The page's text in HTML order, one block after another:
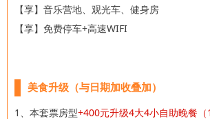
【享】音乐营地、观光车、健身房
【享】免费停车+高速WIFI
美食升级（与日期加收叠加）
1、本套票房型+400元升级4大4小自助晚餐（